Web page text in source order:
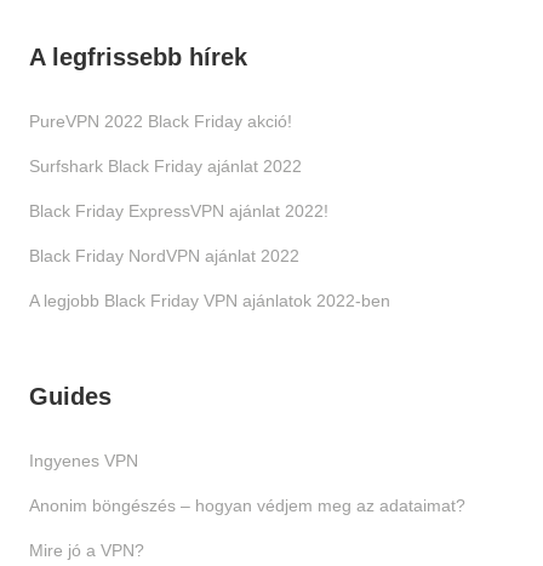
A legfrissebb hírek
PureVPN 2022 Black Friday akció!
Surfshark Black Friday ajánlat 2022
Black Friday ExpressVPN ajánlat 2022!
Black Friday NordVPN ajánlat 2022
A legjobb Black Friday VPN ajánlatok 2022-ben
Guides
Ingyenes VPN
Anonim böngészés – hogyan védjem meg az adataimat?
Mire jó a VPN?